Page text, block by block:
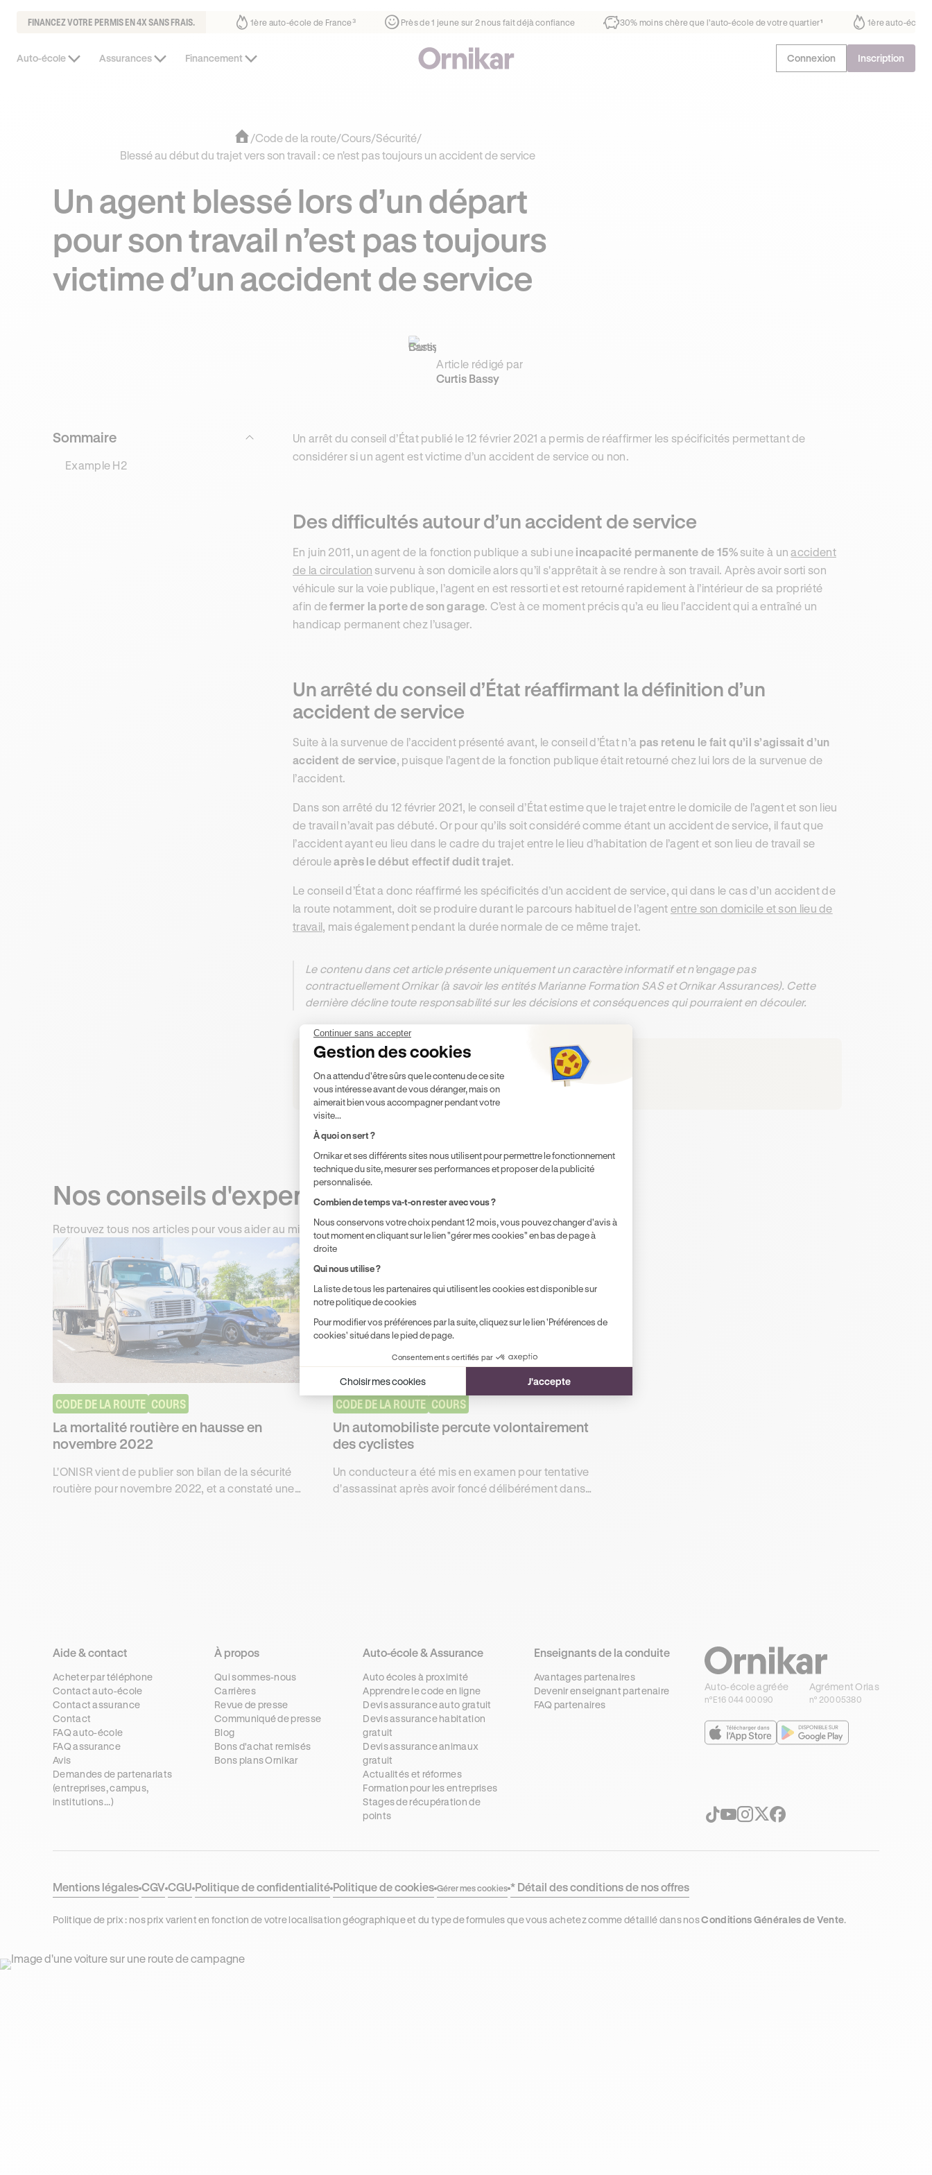
FINANCEZ VOTRE PERMIS EN 4X SANS FRAIS.
fait déjà confiance 30% moins chère que l’auto-école de votre quartier¹ 1ère auto-école de France³ Près de 1 jeune sur 2 nous fait déjà confiance 30% moins chère que l’auto-école de votre
Auto-école Assurances Financement Connexion Inscription
/Code de la route/Cours/Sécurité/
Blessé au début du trajet vers son travail : ce n'est pas toujours un accident de service
Un agent blessé lors d’un départ
pour son travail n’est pas toujours
victime d’un accident de service
Article rédigé par
Curtis Bassy
Sommaire
Example H2
Un arrêt du conseil d’État publié le 12 février 2021 a permis de réaffirmer les spécificités permettant de
considérer si un agent est victime d’un accident de service ou non.
Des difficultés autour d’un accident de service
En juin 2011, un agent de la fonction publique a subi une incapacité permanente de 15%suite à unaccident
de la circulation survenu à son domicile alors qu’il s'apprêtait à se rendre à son travail. Après avoir sorti son
véhicule sur la voie publique, l’agent en est ressorti et est retourné rapidement à l’intérieur de sa propriété
afin defermer la porte de son garage. C’est à ce moment précis qu’a eu lieu l’accident qui a entraîné un
handicap permanent chez l’usager.
Un arrêté du conseil d’État réaffirmant la définition d’un
accident de service
Suite à la survenue de l’accident présenté avant, le conseil d’État n’a pas retenu le fait qu’il s’agissait d’un
accident de service, puisque l’agent de la fonction publique était retourné chez lui lors de la survenue de
l’accident.
Dans son arrêté du 12 février 2021, le conseil d’État estime que le trajet entre le domicile de l’agent et son lieu
de travail n’avait pas débuté. Or pour qu’ils soit considéré comme étant un accident de service, il faut que
l’accident ayant eu lieu dans le cadre du trajet entre le lieu d’habitation de l’agent et son lieu de travail se
dérouleaprès le début effectif dudit trajet.
Le conseil d’État a donc réaffirmé les spécificités d’un accident de service, qui dans le cas d’un accident de
la route notamment, doit se produire durant le parcours habituel de l’agent entre son domicile et son lieu de
travail, mais également pendant la durée normale de ce même trajet.
Le contenu dans cet article présente uniquement un caractère informatif et n’engage pas
contractuellement Ornikar (à savoir les entités Marianne Formation SAS et Ornikar Assurances). Cette
dernière décline toute responsabilité sur les décisions et conséquences qui pourraient en découler.
Résumer cet article avec :
ChatGPT Gemini Claude Perplexity
Nos conseils d'experts
Retrouvez tous nos articles pour vous aider au mieux dans votre parcours
CODE DE LA ROUTE COURS
La mortalité routière en hausse en
novembre 2022
L'ONISR vient de publier son bilan de la sécurité
routière pour novembre 2022, et a constaté une
CODE DE LA ROUTE COURS
Un automobiliste percute volontairement
des cyclistes
Un conducteur a été mis en examen pour tentative
d'assassinat après avoir foncé délibérément dans
Aide & contact
Acheter par téléphone
Contact auto-école
Contact assurance
Contact
FAQ auto-école
FAQ assurance
Avis
Demandes de partenariats
(entreprises, campus,
institutions...)
À propos
Qui sommes-nous
Carrières
Revue de presse
Communiqué de presse
Blog
Bons d'achat remisés
Bons plans Ornikar
Auto-école & Assurance
Auto écoles à proximité
Apprendre le code en ligne
Devis assurance auto gratuit
Devis assurance habitation
gratuit
Devis assurance animaux
gratuit
Actualités et réformes
Formation pour les entreprises
Stages de récupération de
points
Enseignants de la conduite
Avantages partenaires
Devenir enseignant partenaire
FAQ partenaires
Auto-école agréée
n°E16 044 00090
Agrément Orias
n° 20005380
Mentions légales CGV CGU Politique de confidentialité Politique de cookies Gérer mes cookies * Détail des conditions de nos offres
Politique de prix : nos prix varient en fonction de votre localisation géographique et du type de formules que vous achetez comme détaillé dans nosConditions Générales de Vente.
Continuer sans accepter
Gestion des cookies
Plateforme de Gestion du Consentement : Personnalisez vos Options
On a attendu d'être sûrs que le contenu de ce site
vous intéresse avant de vous déranger, mais on
aimerait bien vous accompagner pendant votre
visite...
À quoi on sert ?
Ornikar et ses différents sites nous utilisent pour permettre le fonctionnement
technique du site, mesurer ses performances et proposer de la publicité
personnalisée.
Combien de temps va-t-on rester avec vous ?
Nous conservons votre choix pendant 12 mois, vous pouvez changer d'avis à
tout moment en cliquant sur le lien "gérer mes cookies" en bas de page à
droite
Qui nous utilise ?
La liste de tous les partenaires qui utilisent les cookies est disponible sur
notre politique de cookies
Pour modifier vos préférences par la suite, cliquez sur le lien 'Préférences de
cookies' situé dans le pied de page.
Consentements certifiés par
Choisir mes cookies J'accepte
Axeptio consent